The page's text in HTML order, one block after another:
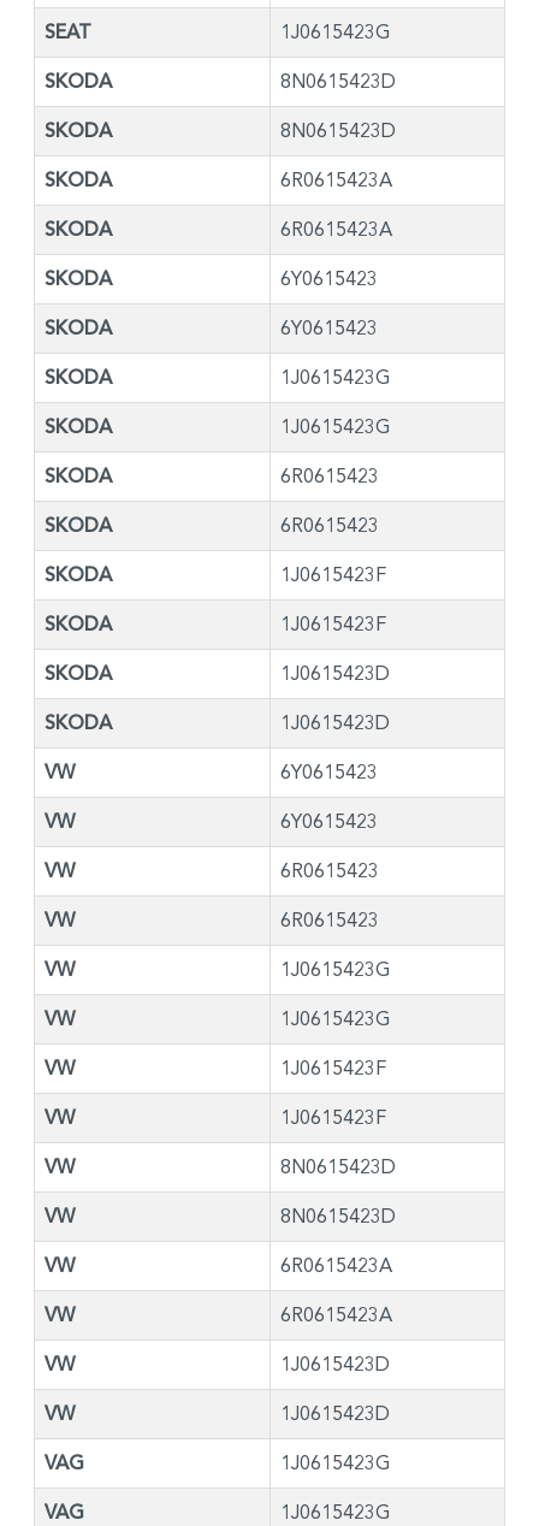
SEAT 1J0615423G
SKODA 8N0615423D
SKODA 8N0615423D
SKODA 6R0615423A
SKODA 6R0615423A
SKODA 6Y0615423
SKODA 6Y0615423
SKODA 1J0615423G
SKODA 1J0615423G
SKODA 6R0615423
SKODA 6R0615423
SKODA 1J0615423F
SKODA 1J0615423F
SKODA 1J0615423D
SKODA 1J0615423D
VW 6Y0615423
VW 6Y0615423
VW 6R0615423
VW 6R0615423
VW 1J0615423G
VW 1J0615423G
VW 1J0615423F
VW 1J0615423F
VW 8N0615423D
VW 8N0615423D
VW 6R0615423A
VW 6R0615423A
VW 1J0615423D
VW 1J0615423D
VAG 1J0615423G
VAG 1J0615423G